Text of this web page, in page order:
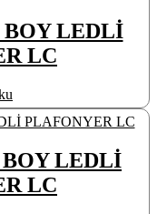
LEDLİ
LC
LEDLİ
LC